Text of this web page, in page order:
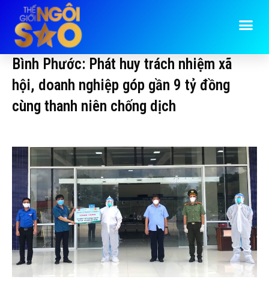
Bình Phước: Phát huy trách nhiệm xã
hội, doanh nghiệp góp gần 9 tỷ đồng
cùng thanh niên chống dịch